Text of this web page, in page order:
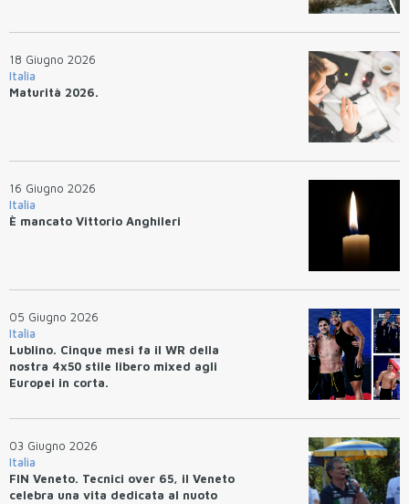
18 Giugno 2026
Italia
Maturità 2026.
16 Giugno 2026
Italia
È mancato Vittorio Anghileri
05 Giugno 2026
Italia
Lublino. Cinque mesi fa il WR della
nostra 4x50 stile libero mixed agli
Europei in corta.
03 Giugno 2026
Italia
FIN Veneto. Tecnici over 65, il Veneto
celebra una vita dedicata al nuoto